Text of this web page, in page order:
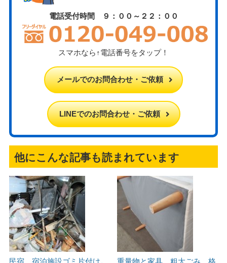
電話受付時間 ９：００～２２：００
スマホなら↑電話番号をタップ！
メールでのお問合わせ・ご依頼
LINEでのお問合わせ・ご依頼
他にこんな記事も読まれています
民宿、宿泊施設ゴミ片付け。
重量物と家具、粗大ごみ、格